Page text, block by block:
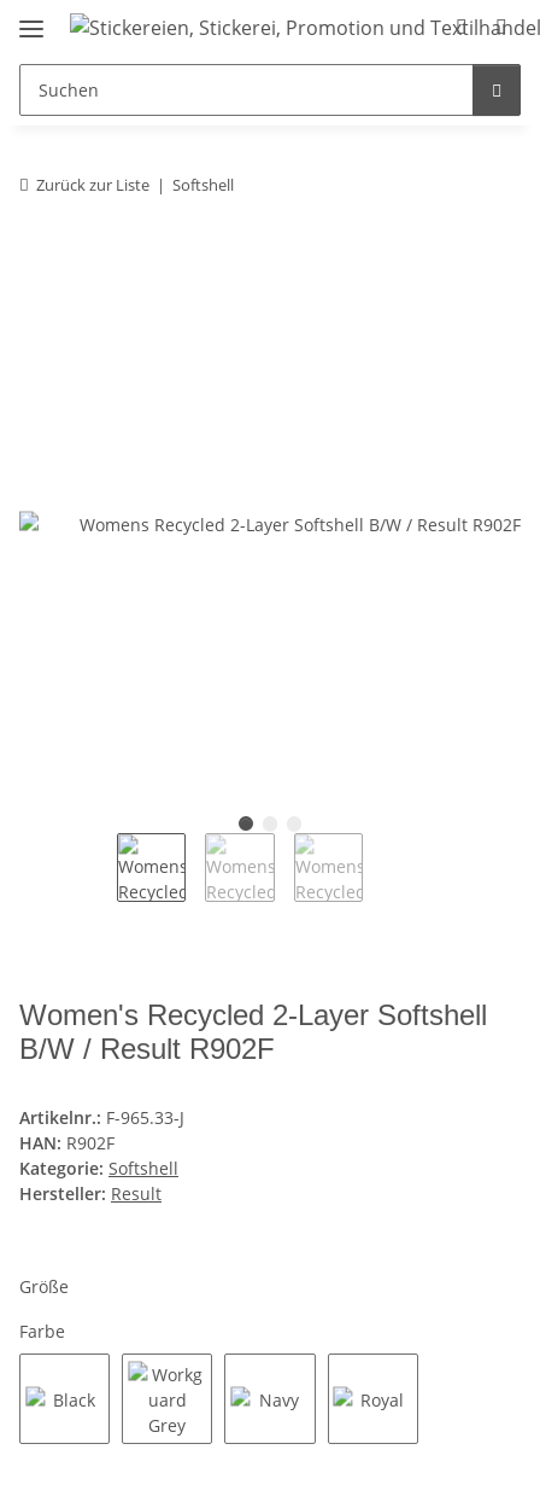
Zurück zur Liste Softshell
Women's Recycled 2-Layer Softshell
B/W / Result R902F
Artikelnr.: F-965.33-J
HAN: R902F
Kategorie: Softshell
Hersteller: Result
Größe
Farbe